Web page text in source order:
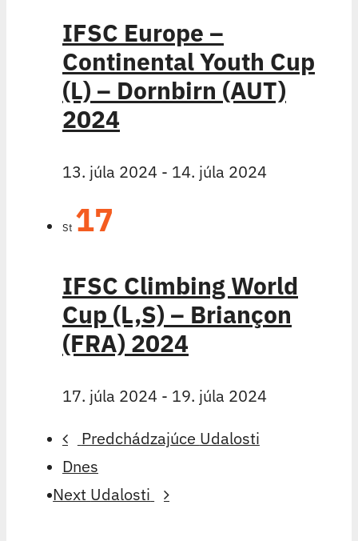
IFSC Europe –
Continental Youth Cup
(L) – Dornbirn (AUT)
2024
13. júla 2024 - 14. júla 2024
St 17
IFSC Climbing World
Cup (L,S) – Briançon
(FRA) 2024
17. júla 2024 - 19. júla 2024
Predchádzajúce Udalosti
Dnes
Next Udalosti